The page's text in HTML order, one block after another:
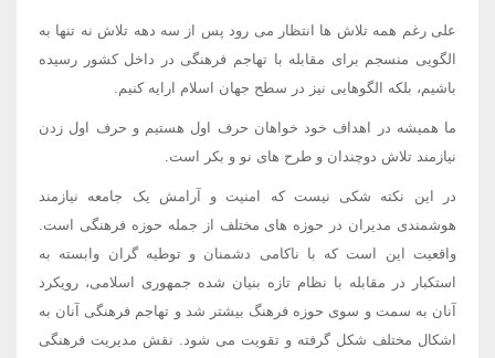
علی رغم همه تلاش ها انتظار می رود پس از سه دهه تلاش نه تنها به
الگویی منسجم برای مقابله با تهاجم فرهنگی در داخل کشور رسیده
باشیم، بلکه الگوهایی نیز در سطح جهان اسلام ارایه کنیم.
ما همیشه در اهداف خود خواهان حرف اول هستیم و حرف اول زدن
نیازمند تلاش دوچندان و طرح های نو و بکر است.
در این نکته شکی نیست که امنیت و آرامش یک جامعه نیازمند
هوشمندی مدیران در حوزه های مختلف از جمله حوزه فرهنگی است.
واقعیت این است که با ناکامی دشمنان و توطیه گران وابسته به
استکبار در مقابله با نظام تازه بنیان شده جمهوری اسلامی، رویکرد
آنان به سمت و سوی حوزه فرهنگ بیشتر شد و تهاجم فرهنگی آنان به
اشکال مختلف شکل گرفته و تقویت می شود. نقش مدیریت فرهنگی